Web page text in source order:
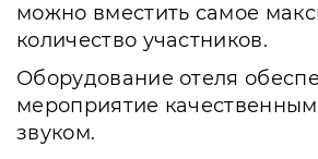
можно вместить самое
количество участников.
Оборудование отеля
мероприятие
звуком.